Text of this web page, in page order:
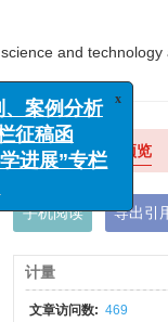
and technology
在线预览
手机阅读 导出引
计量
文章访问数: 469
分析
”专栏